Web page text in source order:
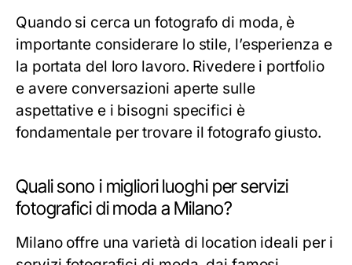
Quando si cerca un fotografo di moda, è
importante considerare lo stile, l’esperienza e
la portata del loro lavoro. Rivedere i portfolio
e avere conversazioni aperte sulle
aspettative e i bisogni specifici è
fondamentale per trovare il fotografo giusto.
Quali sono i migliori luoghi per servizi
fotografici di moda a Milano?
Milano offre una varietà di location ideali per i